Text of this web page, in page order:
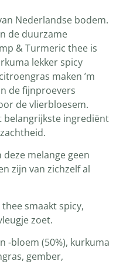
Nederlandse bodem.
de duurzame
& Turmeric thee is
lekker spicy
maken ’m
de fijnproevers
de vlierbloesem.
ingrediënt
melange geen
zijn van zichzelf al
smaakt spicy,
zoet.
-bloem (50%), kurkuma
gember,